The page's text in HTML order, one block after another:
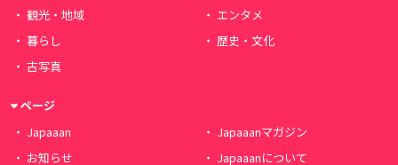
観光・地域
エンタメ
暮らし
歴史・文化
古写真
ページ
Japaaan
Japaaanマガジン
お知らせ
Japaaanについて